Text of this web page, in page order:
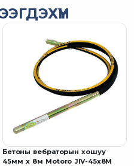
Бетоны вебраторын хошуу
45мм x 8м Motoro JIV-45x8M